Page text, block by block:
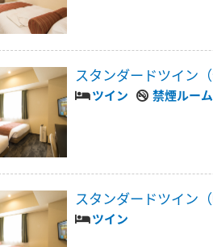
スタンダードツイン（
ツイン 禁煙ルーム
スタンダードツイン（
ツイン